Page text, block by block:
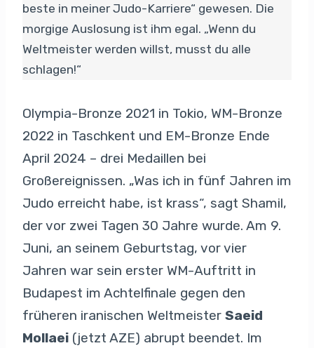
beste in meiner Judo-Karriere“ gewesen. Die
morgige Auslosung ist ihm egal. „Wenn du
Weltmeister werden willst, musst du alle
schlagen!“
Olympia-Bronze 2021 in Tokio, WM-Bronze
2022 in Taschkent und EM-Bronze Ende
April 2024 – drei Medaillen bei
Großereignissen. „Was ich in fünf Jahren im
Judo erreicht habe, ist krass“, sagt Shamil,
der vor zwei Tagen 30 Jahre wurde. Am 9.
Juni, an seinem Geburtstag, vor vier
Jahren war sein erster WM-Auftritt in
Budapest im Achtelfinale gegen den
früheren iranischen Weltmeister Saeid
Mollaei (jetzt AZE) abrupt beendet. Im